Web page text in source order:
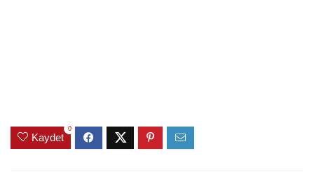
Kaydet
0